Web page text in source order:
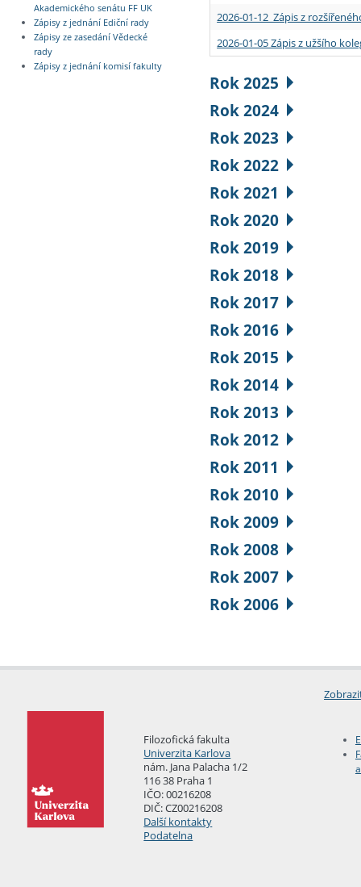
Akademického senátu FF UK
Zápisy z jednání Ediční rady
Zápisy ze zasedání Vědecké
rady
Zápisy z jednání komisí fakulty
2026-01-12 Zápis z
2026-01-05 Zápis z užšího
Rok 2025
Rok 2024
Rok 2023
Rok 2022
Rok 2021
Rok 2020
Rok 2019
Rok 2018
Rok 2017
Rok 2016
Rok 2015
Rok 2014
Rok 2013
Rok 2012
Rok 2011
Rok 2010
Rok 2009
Rok 2008
Rok 2007
Rok 2006
Filozofická fakulta
Univerzita Karlova
nám. Jana Palacha 1/2
116 38 Praha 1
IČO: 00216208
DIČ: CZ00216208
Další kontakty
Podatelna